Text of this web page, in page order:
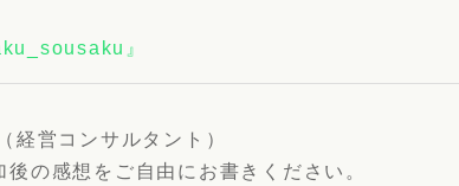
』
経営コンサルタント）
後の感想をご自由にお書きください。